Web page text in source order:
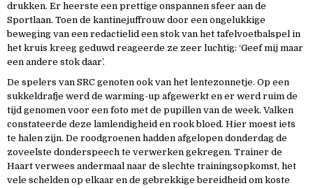
drukken. Er heerste een prettige onspannen sfeer aan de
Sportlaan. Toen de kantinejuffrouw door een ongelukkige
beweging van een redactielid een stok van het tafelvoetbalspel in
het kruis kreeg geduwd reageerde ze zeer luchtig: ‘Geef mij maar
een andere stok daar’.
De spelers van SRC genoten ook van het lentezonnetje. Op een
sukkeldrafje werd de warming-up afgewerkt en er werd ruim de
tijd genomen voor een foto met de pupillen van de week. Valken
constateerde deze lamlendigheid en rook bloed. Hier moest iets
te halen zijn. De roodgroenen hadden afgelopen donderdag de
zoveelste donderspeech te verwerken gekregen. Trainer de
Haart verwees andermaal naar de slechte trainingsopkomst, het
vele schelden op elkaar en de gebrekkige bereidheid om koste